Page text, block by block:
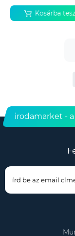
Kosárba
irodamarket -